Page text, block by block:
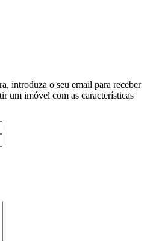
introduza o seu email para receber
um imóvel com as características